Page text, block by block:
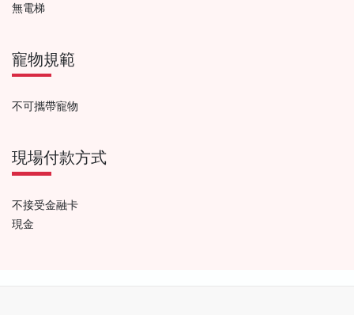
無電梯
寵物規範
不可攜帶寵物
現場付款方式
不接受金融卡
現金